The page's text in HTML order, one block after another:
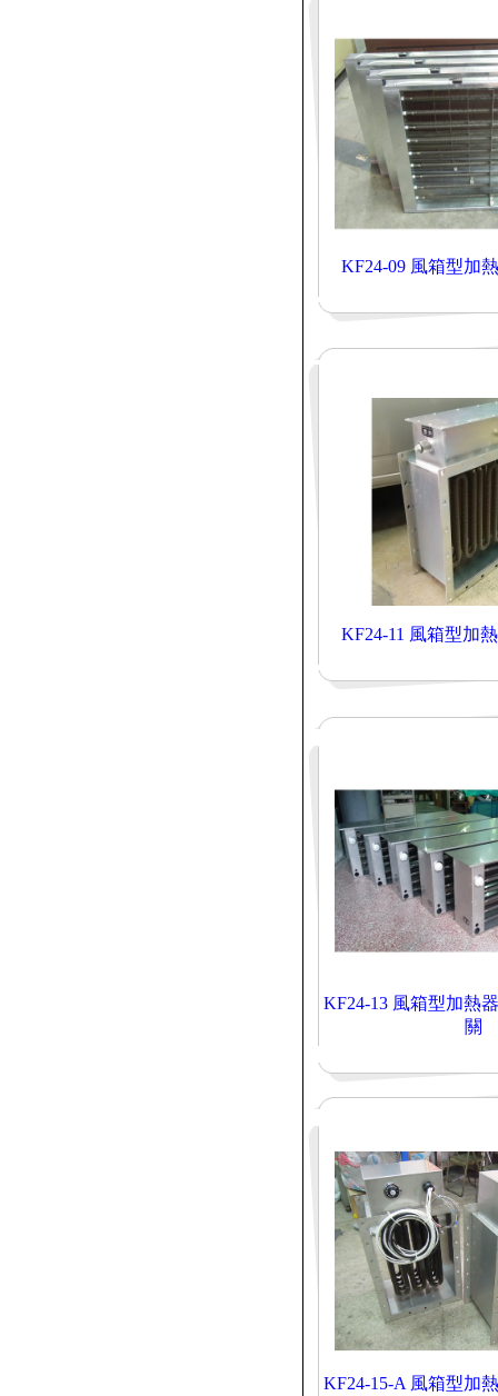
KF24-09 風箱型加
KF24-11 風箱型加
KF24-13 風箱型加熱
關
KF24-15-A 風箱型加